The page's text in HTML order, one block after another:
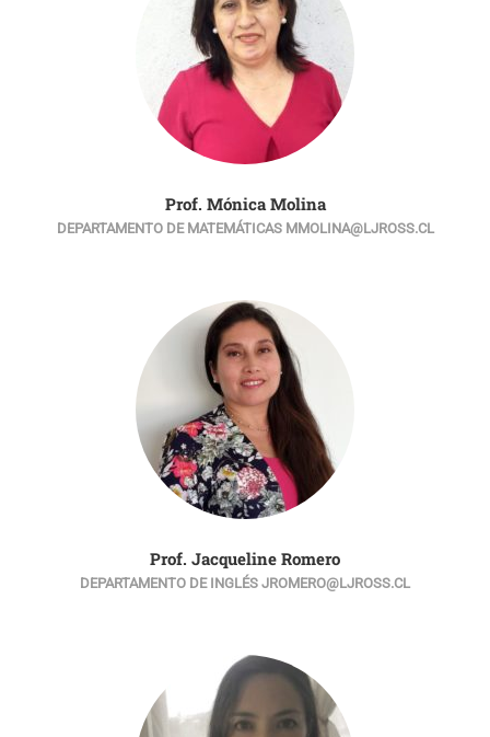
Prof. Mónica Molina
DEPARTAMENTO DE MATEMÁTICAS MMOLINA@LJROSS.CL
Prof. Jacqueline Romero
DEPARTAMENTO DE INGLÉS JROMERO@LJROSS.CL